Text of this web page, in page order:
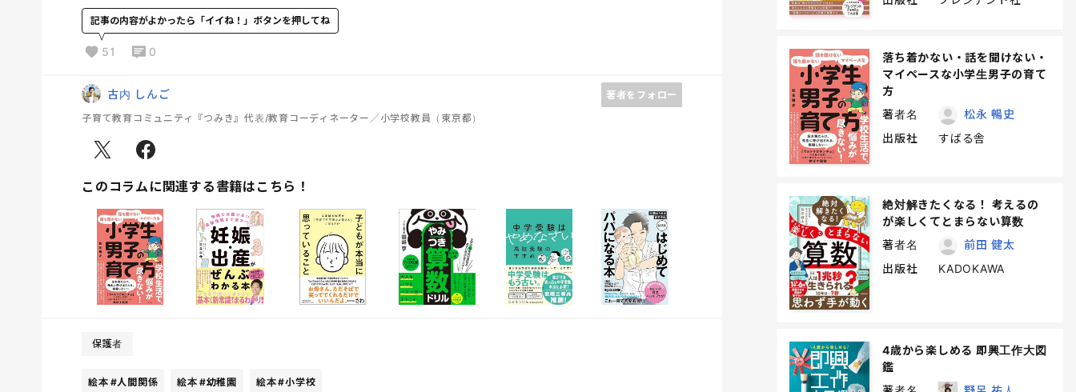
記事の内容がよかったら「イイね！」ボタンを押してね
51 0
古内 しんご
著者をフォロー
子育て教育コミュニティ『つみき』代表/教育コーディネーター／小学校教員（東京都）
このコラムに関連する書籍はこちら！
保護者
絵本 #人間関係 絵本 #幼稚園 絵本#小学校
落ち着かない・話を聞けない・
マイペースな小学生男子の育て
方
著者名
松永 暢史
出版社
すばる舎
絶対解きたくなる！ 考えるの
が楽しくてとまらない算数
著者名
前田 健太
出版社
KADOKAWA
4歳から楽しめる 即興工作大図
鑑